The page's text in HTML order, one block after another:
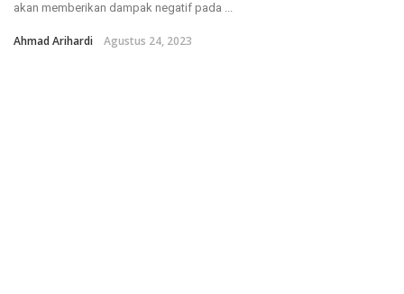
akan memberikan dampak negatif pada ...
Ahmad Arihardi Agustus 24, 2023